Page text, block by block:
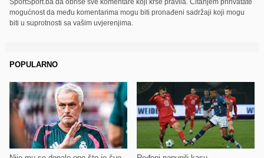
SportSport.ba da obriše sve komentare koji krše pravila. Čitanjem prihvatate
mogućnost da među komentarima mogu biti pronađeni sadržaji koji mogu
biti u suprotnosti sa vašim uvjerenjima.
POPULARNO